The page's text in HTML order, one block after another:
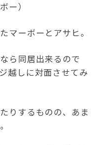
ー）
マーボーとアサヒ。
ら同居出来るので
越しに対面させてみ
りするものの、あま